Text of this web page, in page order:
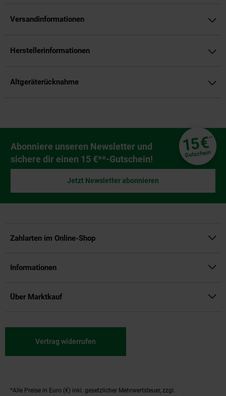
Versandinformationen
Herstellerinformationen
Altgeräterücknahme
Newsletter Anmeldung
Abonniere unseren Newsletter und
sichere dir einen 15 €**-Gutschein!
15€**
Gutschein
Jetzt Newsletter abonnieren
Zahlarten im Online-Shop
Informationen
Über Marktkauf
Vertrag widerrufen
Fußnoten
*Alle Preise in Euro (€) inkl. gesetzlicher Mehrwertsteuer, zzgl.